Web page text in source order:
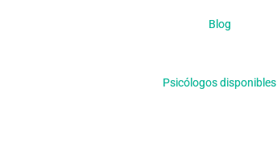
Blog
Psicólogos disponibles